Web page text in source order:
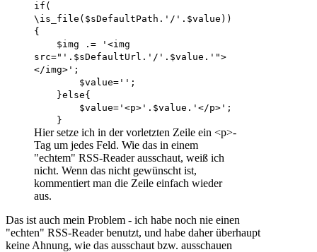
if(
\is_file($sDefaultPath.'/'.$value))
{
$img .= '<img
src="'.$sDefaultUrl.'/'.$value.'">
</img>';
$value='';
}else{
$value='<p>'.$value.'</p>';
}
Hier setze ich in der vorletzten Zeile ein <p>-
Tag um jedes Feld. Wie das in einem
"echtem" RSS-Reader ausschaut, weiß ich
nicht. Wenn das nicht gewünscht ist,
kommentiert man die Zeile einfach wieder
aus.
Das ist auch mein Problem - ich habe noch nie einen
"echten" RSS-Reader benutzt, und habe daher überhaupt
keine Ahnung, wie das ausschaut bzw. ausschauen